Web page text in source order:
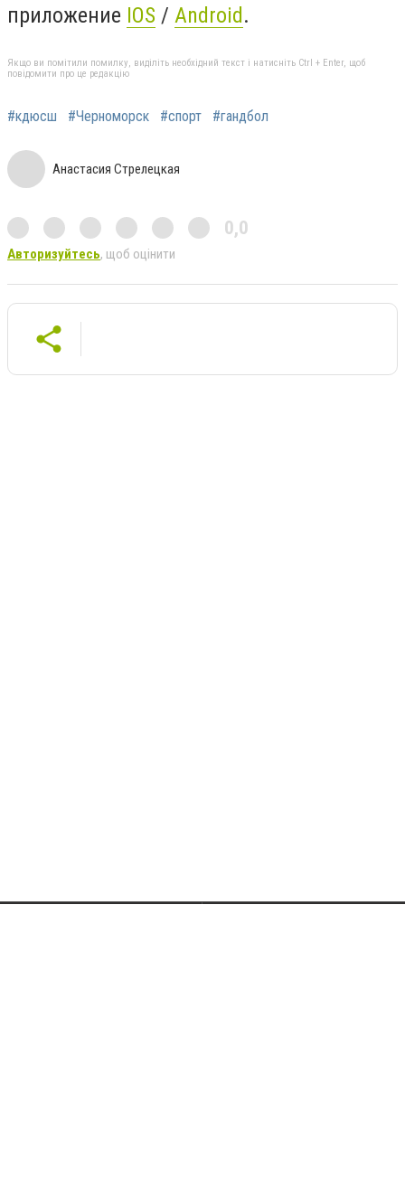
приложение IOS / Android.
Якщо ви помітили помилку, виділіть необхідний текст і натисніть Ctrl + Enter, щоб
повідомити про це редакцію
#кдюсш #Черноморск #спорт #гандбол
Анастасия Стрелецкая
0,0
Авторизуйтесь, щоб оцінити